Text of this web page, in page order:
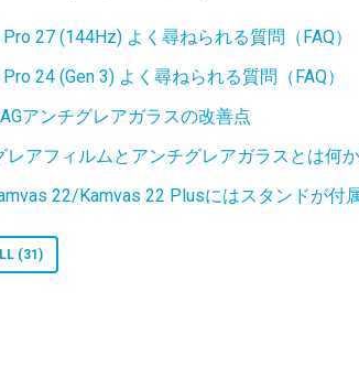
27 (144Hz) よく尋ねられる質問（FAQ）
24 (Gen 3) よく尋ねられる質問（FAQ）
アンチグレアガラスの改善点
レアフィルムとアンチグレアガラスとは何
22/Kamvas 22 Plusにはスタンドが付
(31)